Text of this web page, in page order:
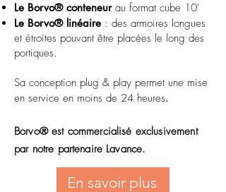
Le Borvo® conteneurau format cube 10'
Le Borvo® linéaire : des armoires longues
et étroites pouvant être placées le long des
portiques.
Sa conception plug & play permet une mise
en service en moins de 24 heures.
Borvo® est commercialisé exclusivement
par notre partenaire Lavance.
En savoir plus